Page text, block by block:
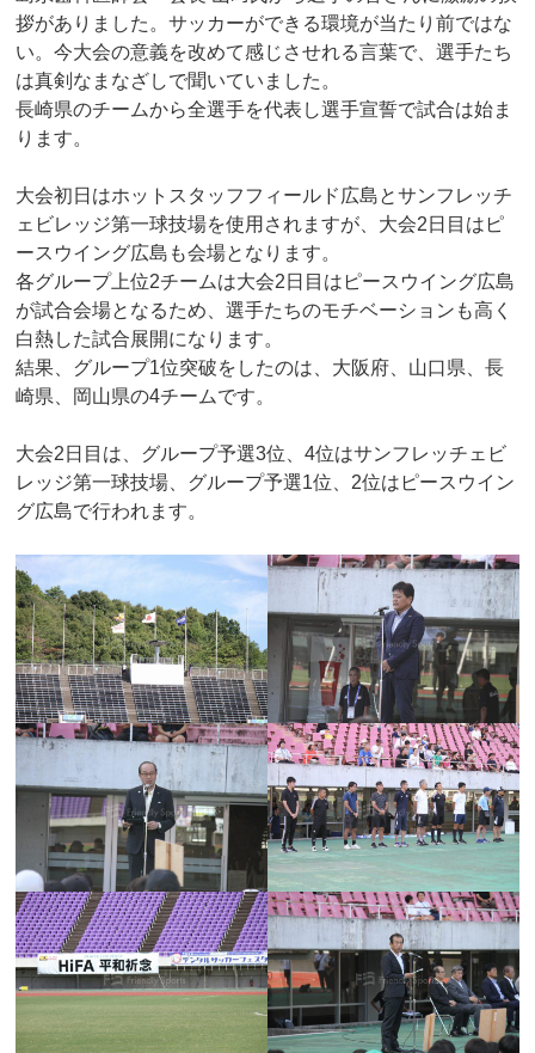
拶がありました。サッカーができる環境が当たり前ではな
い。今大会の意義を改めて感じさせれる言葉で、選手たち
は真剣なまなざしで聞いていました。
長崎県のチームから全選手を代表し選手宣誓で試合は始ま
ります。
大会初日はホットスタッフフィールド広島とサンフレッチ
ェビレッジ第一球技場を使用されますが、大会2日目はピ
ースウイング広島も会場となります。
各グループ上位2チームは大会2日目はピースウイング広島
が試合会場となるため、選手たちのモチベーションも高く
白熱した試合展開になります。
結果、グループ1位突破をしたのは、大阪府、山口県、長
崎県、岡山県の4チームです。
大会2日目は、グループ予選3位、4位はサンフレッチェビ
レッジ第一球技場、グループ予選1位、2位はピースウイン
グ広島で行われます。